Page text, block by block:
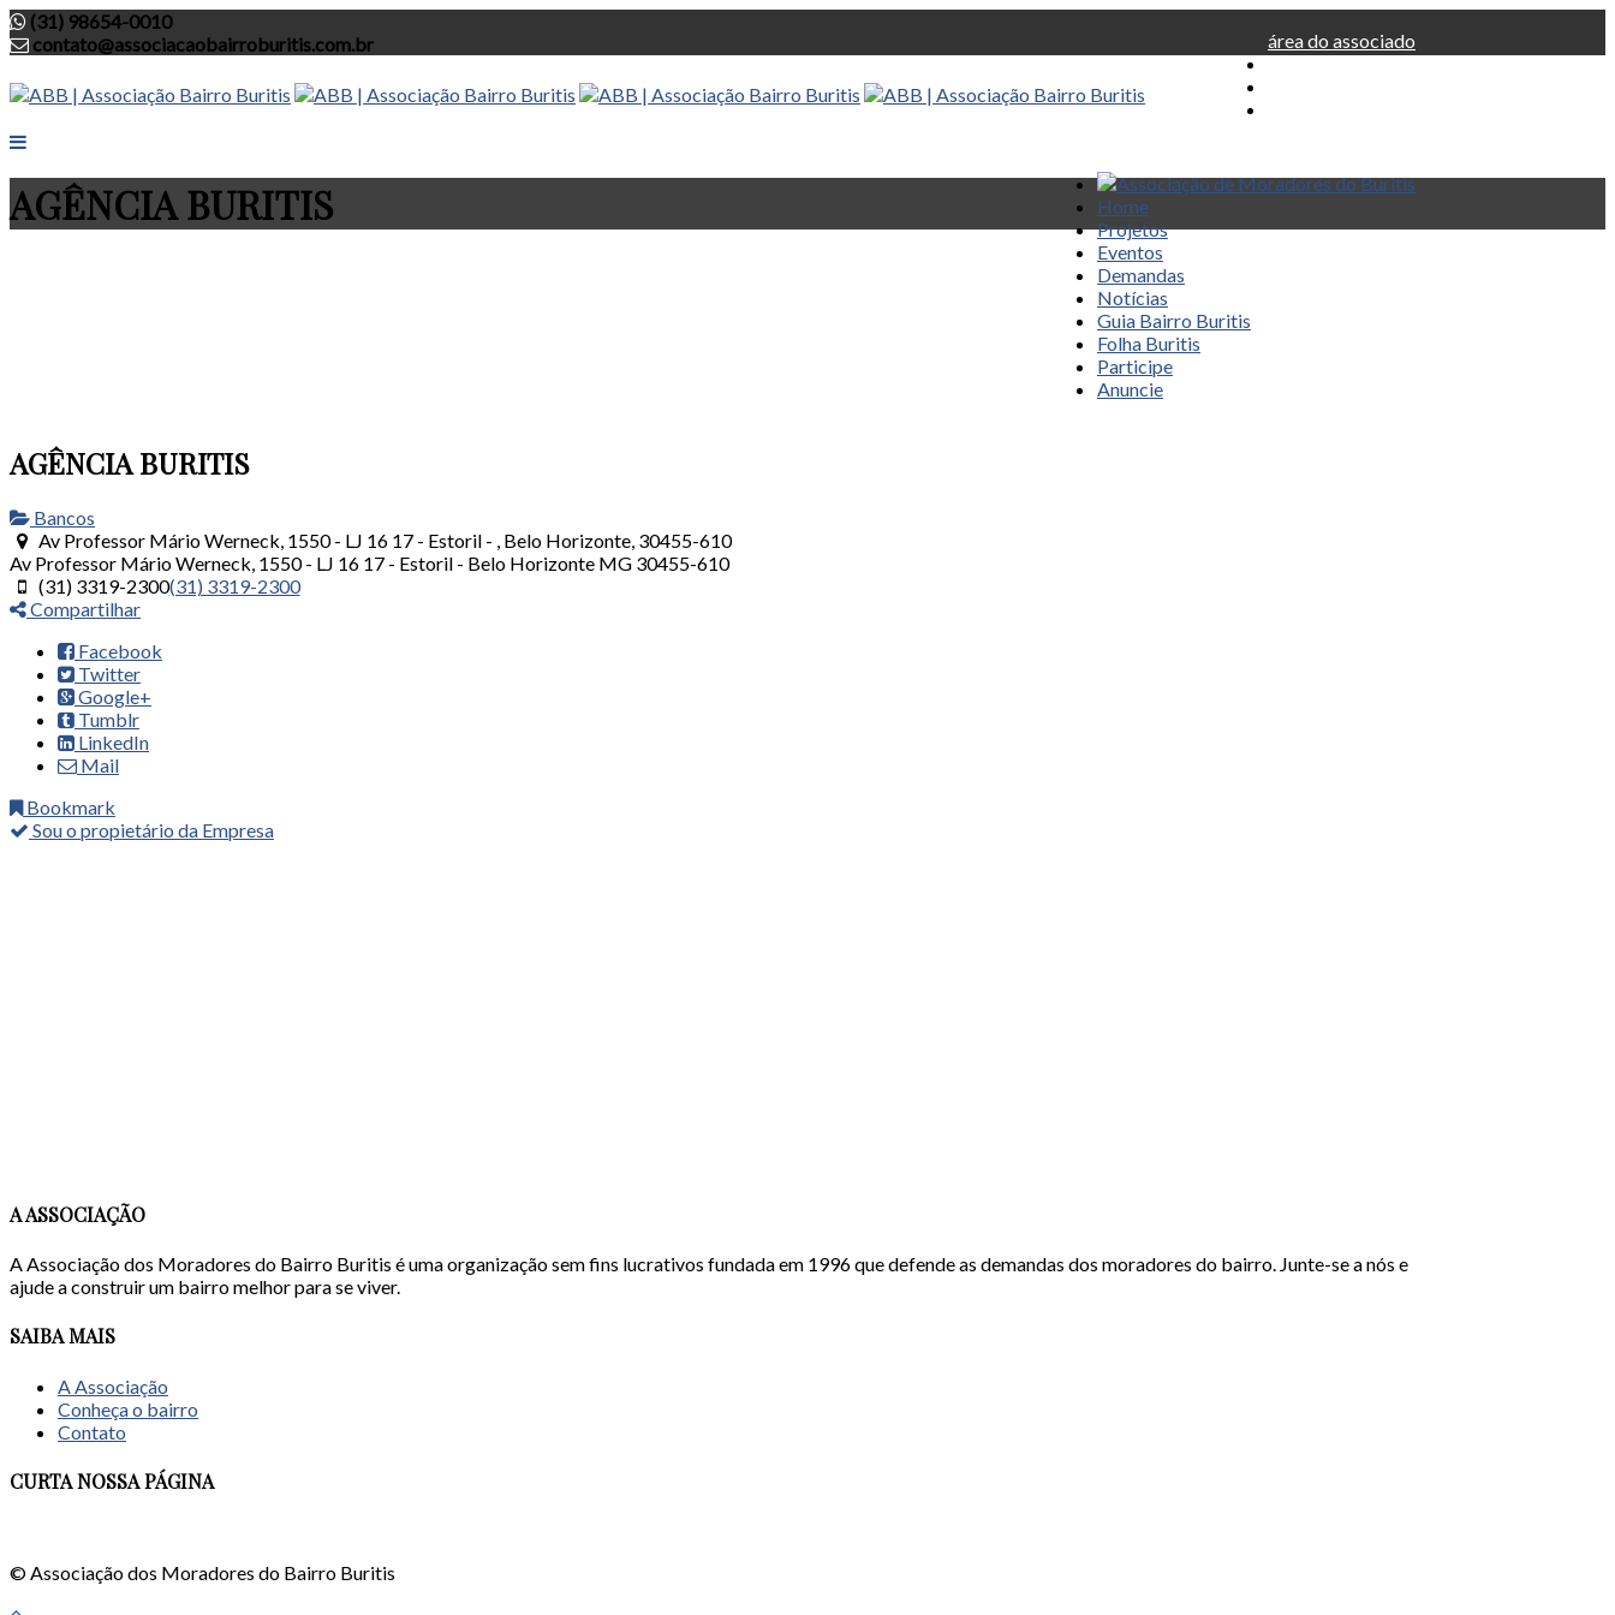
área do associado
(31) 98654-0010
contato@associacaobairroburitis.com.br
Home
Projetos
Eventos
Demandas
Notícias
Guia Bairro Buritis
Folha Buritis
Participe
Anuncie
AGÊNCIA BURITIS
AGÊNCIA BURITIS
Bancos
Av Professor Mário Werneck, 1550 - LJ 16 17 - Estoril - , Belo Horizonte, 30455-610
Av Professor Mário Werneck, 1550 - LJ 16 17 - Estoril - Belo Horizonte MG 30455-610
(31) 3319-2300(31) 3319-2300
Compartilhar
Facebook
Twitter
Google+
Tumblr
LinkedIn
Mail
Bookmark
Sou o propietário da Empresa
A ASSOCIAÇÃO
A Associação dos Moradores do Bairro Buritis é uma organização sem fins lucrativos fundada em 1996 que defende as demandas dos moradores do bairro. Junte-se a nós e
ajude a construir um bairro melhor para se viver.
SAIBA MAIS
A Associação
Conheça o bairro
Contato
CURTA NOSSA PÁGINA
© Associação dos Moradores do Bairro Buritis